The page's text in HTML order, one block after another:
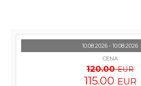
10.08.2026 - 10.08.2026
CENA
120.00 EUR
115.00 EUR